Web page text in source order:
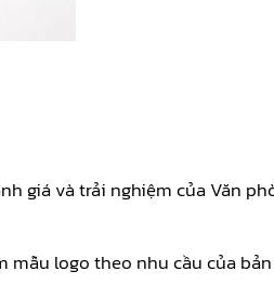
giá và trải nghiệm của Văn
mẫu logo theo nhu cầu của